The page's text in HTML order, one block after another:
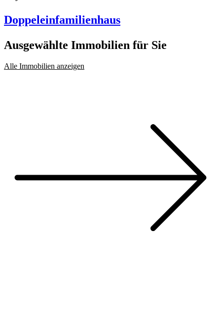
Doppeleinfamilienhaus
Ausgewählte Immobilien für Sie
Alle Immobilien anzeigen